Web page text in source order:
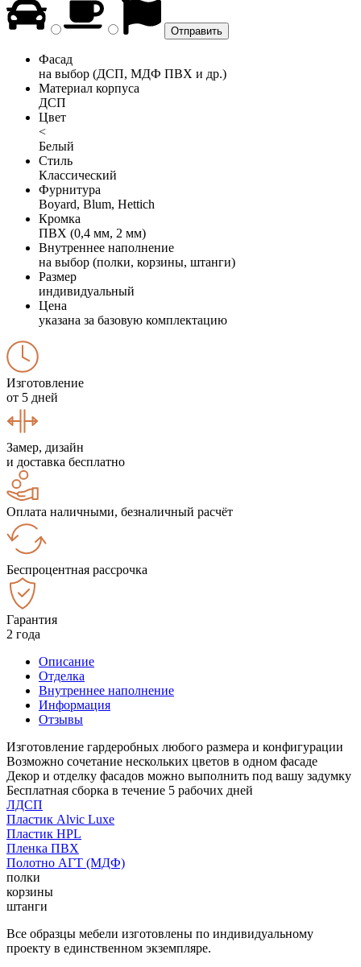
Фасад
на выбор (ДСП, МДФ ПВХ и др.)
Материал корпуса
ДСП
Цвет
<
Белый
Стиль
Классический
Фурнитура
Boyard, Blum, Hettich
Кромка
ПВХ (0,4 мм, 2 мм)
Внутреннее наполнение
на выбор (полки, корзины, штанги)
Размер
индивидуальный
Цена
указана за базовую комплектацию
Изготовление
от 5 дней
Замер, дизайн
и доставка бесплатно
Оплата наличными, безналичный расчёт
Беспроцентная рассрочка
Гарантия
2 года
Описание
Отделка
Внутреннее наполнение
Информация
Отзывы
Изготовление гардеробных любого размера и конфигурации
Возможно сочетание нескольких цветов в одном фасаде
Декор и отделку фасадов можно выполнить под вашу задумку
Бесплатная сборка в течение 5 рабочих дней
ЛДСП
Пластик Alvic Luxe
Пластик HPL
Пленка ПВХ
Полотно АГТ (МДФ)
полки
корзины
штанги
Все образцы мебели изготовлены по индивидуальному
проекту в единственном экземпляре.